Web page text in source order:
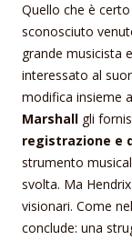
Quello che è
sconosciuto
grande musicista
interessato al
modifica insieme a
Marshall gli
registrazione e
strumento
svolta. Ma
visionari. Come
conclude: una